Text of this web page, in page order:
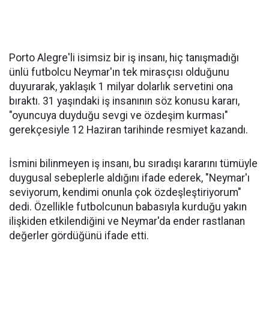
Porto Alegre'li isimsiz bir iş insanı, hiç tanışmadığı
ünlü futbolcu Neymar'ın tek mirasçısı olduğunu
duyurarak, yaklaşık 1 milyar dolarlık servetini ona
bıraktı. 31 yaşındaki iş insanının söz konusu kararı,
"oyuncuya duyduğu sevgi ve özdeşim kurması"
gerekçesiyle 12 Haziran tarihinde resmiyet kazandı.
İsmini bilinmeyen iş insanı, bu sıradışı kararını tümüyle
duygusal sebeplerle aldığını ifade ederek, "Neymar'ı
seviyorum, kendimi onunla çok özdeşleştiriyorum"
dedi. Özellikle futbolcunun babasıyla kurduğu yakın
ilişkiden etkilendiğini ve Neymar'da ender rastlanan
değerler gördüğünü ifade etti.